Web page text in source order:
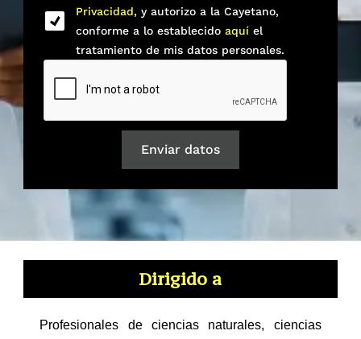
Privacidad, y autorizo a la Cayetano,
conforme a lo establecido aquí el
tratamiento de mis datos personales.
Enviar datos
Dirigido a
Profesionales de ciencias naturales, ciencias